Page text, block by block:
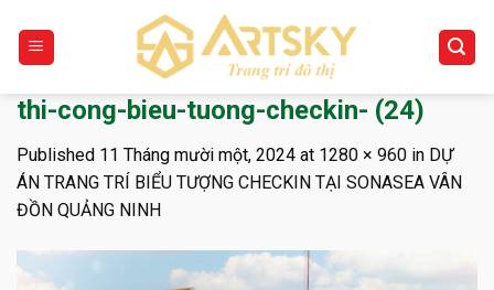
content
thi-cong-bieu-tuong-checkin- (24)
Published 11 Tháng mười một, 2024 at 1280 × 960 in DỰ
ÁN TRANG TRÍ BIỂU TƯỢNG CHECKIN TẠI SONASEA VÂN
ĐỒN QUẢNG NINH